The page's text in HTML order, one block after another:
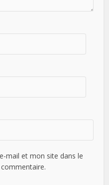
mail et mon site dans le